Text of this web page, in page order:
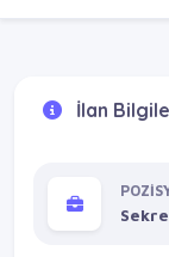
İlan